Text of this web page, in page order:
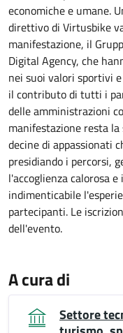
economiche e umane.
direttivo di Virtusbike
manifestazione, il
Digital Agency, che
nei suoi valori sportivi
il contributo di tutti i
delle amministrazioni
manifestazione resta
decine di appassionati
presidiando i percorsi,
l'accoglienza calorosa
indimenticabile
partecipanti. Le
dell'evento.
A cura di
Settore